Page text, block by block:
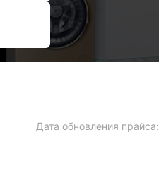
Дата обновления прайса: